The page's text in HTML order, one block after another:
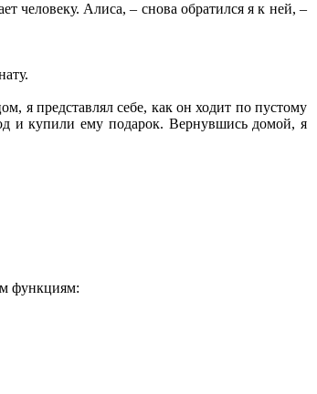
человеку. Алиса, – снова обратился я к ней, –
я представлял себе, как он ходит по пустому
и купили ему подарок. Вернувшись домой, я
функциям: